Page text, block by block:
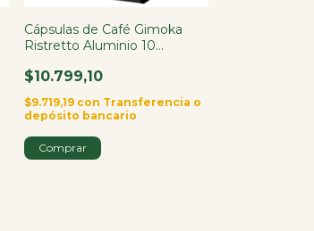
Cápsulas de Café Gimoka
Ristretto Aluminio 10
$10.799,10
$9.719,19 con Transferencia o
depósito bancario